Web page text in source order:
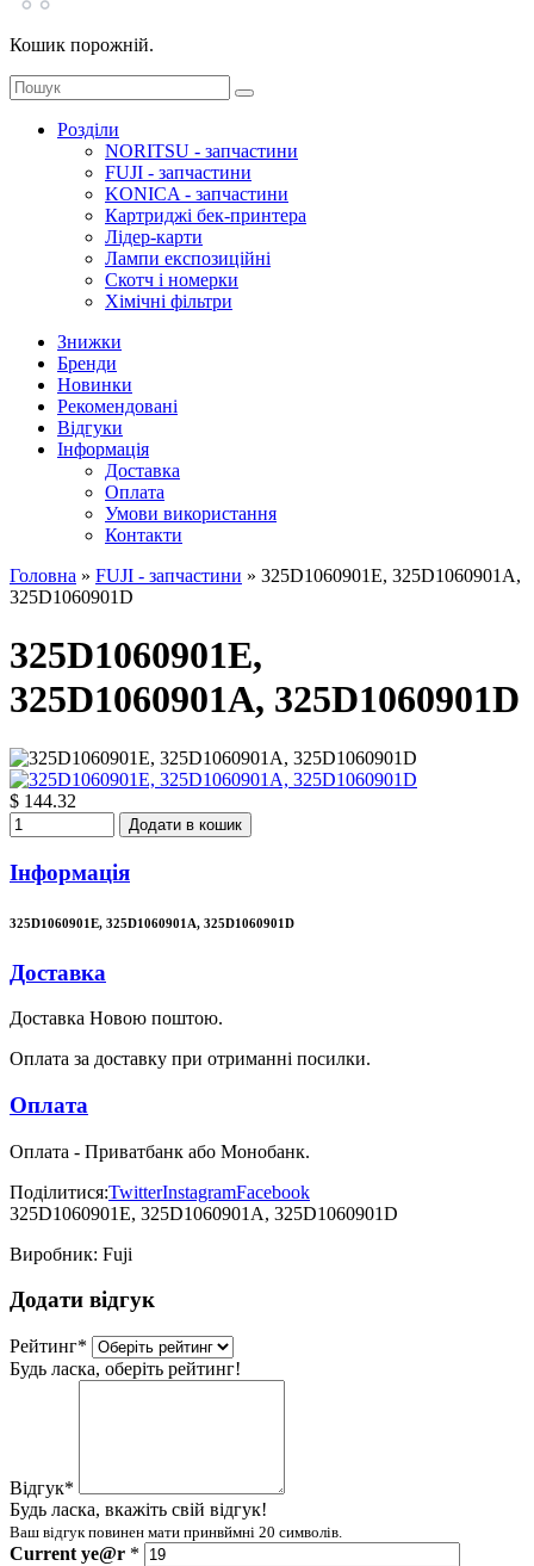
Кошик порожній.
Розділи
NORITSU - запчастини
FUJI - запчастини
KONICA - запчастини
Картриджі бек-принтера
Лідер-карти
Лампи експозиційні
Скотч і номерки
Хімічні фільтри
Знижки
Бренди
Новинки
Рекомендовані
Відгуки
Інформація
Доставка
Оплата
Умови використання
Контакти
Головна » FUJI - запчастини » 325D1060901E, 325D1060901A,
325D1060901D
325D1060901E,
325D1060901A, 325D1060901D
$ 144.32
Додати в кошик
Інформація
325D1060901E, 325D1060901A, 325D1060901D
Доставка
Доставка Новою поштою.
Оплата за доставку при отриманні посилки.
Оплата
Оплата - Приватбанк або Монобанк.
Поділитися:TwitterInstagramFacebook
325D1060901E, 325D1060901A, 325D1060901D
Виробник: Fuji
Додати відгук
Рейтинг*
Будь ласка, оберіть рейтинг!
Відгук*
Будь ласка, вкажіть свій відгук!
Ваш відгук повинен мати принвймні 20 символів.
Current ye@r *